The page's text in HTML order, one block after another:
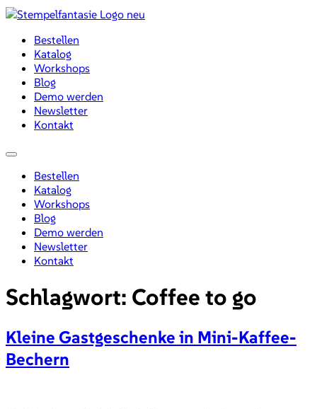
Zum
wechselnBestellen
Katalog
Workshops
Blog
Demo werden
Newsletter
Kontakt
Menü
Bestellen
Katalog
Workshops
Blog
Demo werden
Newsletter
Kontakt
Schlagwort: Coffee to go
Kleine Gastgeschenke in Mini-Kaffee-
Bechern